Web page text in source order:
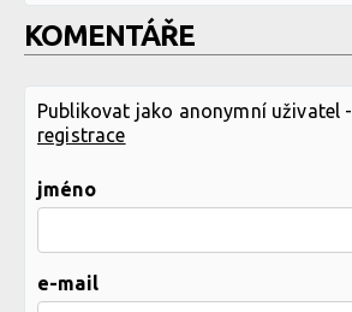
KOMENTÁŘE
Publikovat jako anonymní uživatel -
registrace
jméno
e-mail